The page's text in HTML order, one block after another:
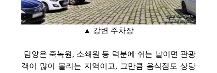
▲ 강변 주차장
담양은 죽녹원, 소쇄원 등 덕분에 쉬는 날이면 관광
객이 많이 몰리는 지역이고, 그만큼 음식점도 상당